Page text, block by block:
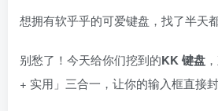
想拥有软乎乎的可爱键盘，找了半天
别愁了！今天给你们挖到的KK 键盘
+ 实用」三合一，让你的输入框直接封